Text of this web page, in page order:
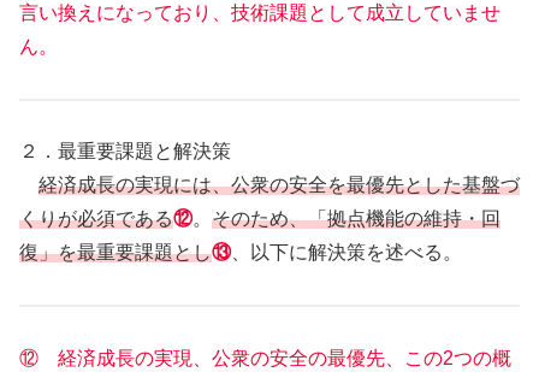
言い換えになっており、技術課題として成立していませ
ん。
２．最重要課題と解決策
経済成長の実現には、公衆の安全を最優先とした基盤づ
くりが必須である⑫。 そのため、「拠点機能の維持・回
復」を最重要課題とし⑬、以下に解決策を述べる。
⑫ 経済成長の実現、公衆の安全の最優先、この2つの概